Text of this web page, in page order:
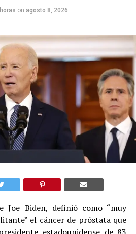
on agosto 8, 2026
Joe Biden, definió como “muy
el cáncer de próstata que
estadounidense de 83